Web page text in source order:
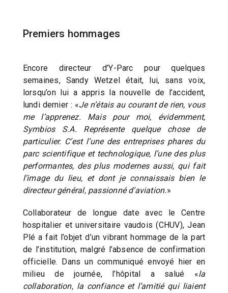
Premiers hommages
Encore directeur d’Y-Parc pour quelques
semaines, Sandy Wetzel était, lui, sans voix,
lorsqu’on lui a appris la nouvelle de l’accident,
lundi dernier : «Je n’étais au courant de rien, vous
me l’apprenez. Mais pour moi, évidemment,
Symbios S.A. Représente quelque chose de
particulier. C’est l’une des entreprises phares du
parc scientifique et technologique, l’une des plus
performantes, des plus modernes aussi, qui fait
l’image du lieu, et dont je connaissais bien le
directeur général, passionné d’aviation.»
Collaborateur de longue date avec le Centre
hospitalier et universitaire vaudois (CHUV), Jean
Plé a fait l’objet d’un vibrant hommage de la part
de l’institution, malgré l’absence de confirmation
officielle. Dans un communiqué envoyé hier en
milieu de journée, l’hôpital a salué «la
collaboration, la confiance et l’amitié qui liaient